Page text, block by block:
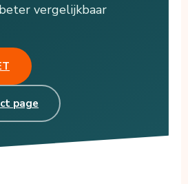
vergelijkbaar
page